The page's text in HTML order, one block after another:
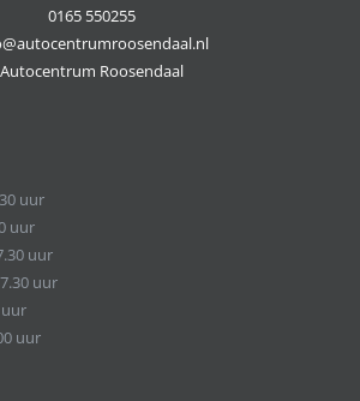
0165 550255
Autocentrum Roosendaal
uur
uur
uur
uur
uur
uur